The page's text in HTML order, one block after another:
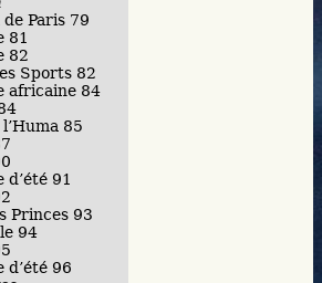
de Paris 79
81
82
Sports 82
africaine 84
85
d’été 91
Princes 93
94
d’été 96